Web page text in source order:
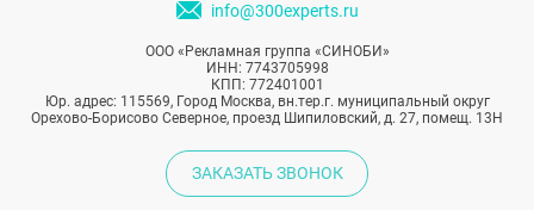
info@300experts.ru
ООО «Рекламная группа «СИНОБИ»
ИНН: 7743705998
КПП: 772401001
Юр. адрес: 115569, Город Москва, вн.тер.г. муниципальный округ
Орехово-Борисово Северное, проезд Шипиловский, д. 27, помещ. 13Н
ЗАКАЗАТЬ ЗВОНОК